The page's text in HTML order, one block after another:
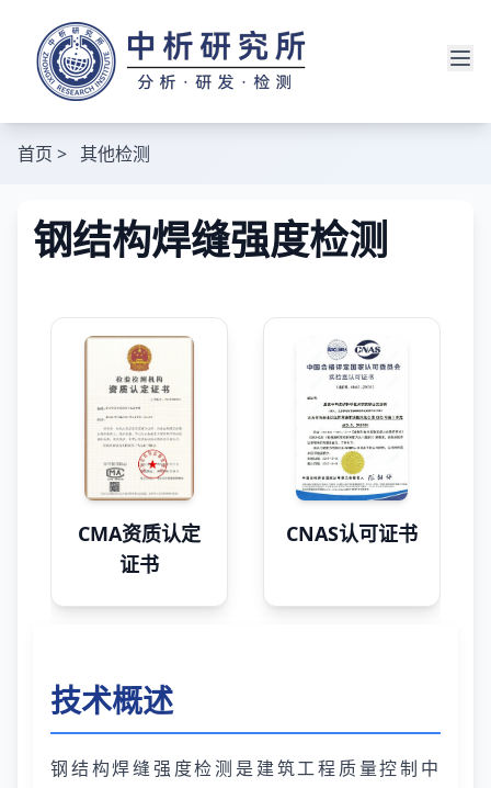
首页 > 其他检测
钢结构焊缝强度检测
CMA资质认定
证书
CNAS认可证书
技术概述
钢结构焊缝强度检测是建筑工程质量控制中